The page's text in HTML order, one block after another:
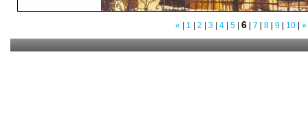
« 1 2 3| 4| 5| 6| 7 8| 9| 10| »